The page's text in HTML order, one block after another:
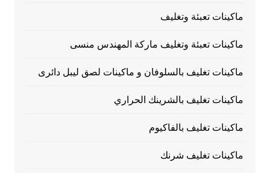
ماكينات تعبئة وتغليف
ماكينات تعبئة وتغليف ماركة المهندس منسى
ماكينات تغليف بالسلوفان و ماكينات لصق ليبل دائرى
ماكينات تغليف بالشرينك الحراري
ماكينات تغليف بالفاكيوم
ماكينات تغليف شرنك